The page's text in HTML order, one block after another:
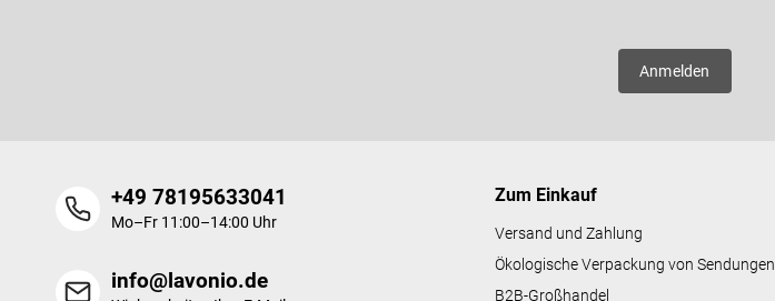
Anmelden
+49 78195633041
Mo–Fr 11:00–14:00 Uhr
info@lavonio.de
Zum Einkauf
Versand und Zahlung
Ökologische Verpackung von Sendungen
B2B-Großhandel